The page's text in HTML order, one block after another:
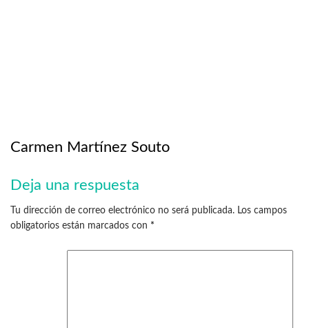
Carmen Martínez Souto
Deja una respuesta
Tu dirección de correo electrónico no será publicada. Los campos
obligatorios están marcados con *